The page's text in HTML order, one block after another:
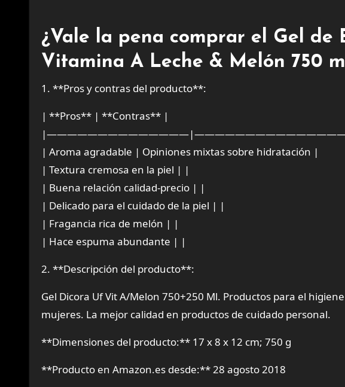
¿Vale la pena comprar el Gel de
Vitamina A Leche & Melón 750
1. **Pros y contras del producto**:
| **Pros** | **Contras** |
| Aroma agradable | Opiniones mixtas sobre hidratación |
| Textura cremosa en la piel | |
| Buena relación calidad-precio | |
| Delicado para el cuidado de la piel | |
| Fragancia rica de melón | |
| Hace espuma abundante | |
2. **Descripción del producto**:
Gel Dicora Uf Vit A/Melon 750+250 Ml. Productos para el
mujeres. La mejor calidad en productos de cuidado personal.
**Dimensiones del producto:** 17 x 8 x 12 cm; 750 g
**Producto en Amazon.es desde:** 28 agosto 2018